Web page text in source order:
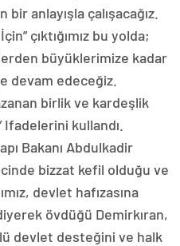
anlayışla çalışacağız.
çıktığımız bu yolda;
büyüklerimize kadar
devam edeceğiz.
birlik ve kardeşlik
kullandı.
Bakanı Abdulkadir
bizzat kefil olduğu ve
devlet hafızasına
övdüğü Demirkıran,
devlet desteğini ve halk